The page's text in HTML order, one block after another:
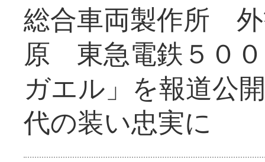
総合車両製作所
原 東急電鉄５０
ガエル」を報道公
代の装い忠実に